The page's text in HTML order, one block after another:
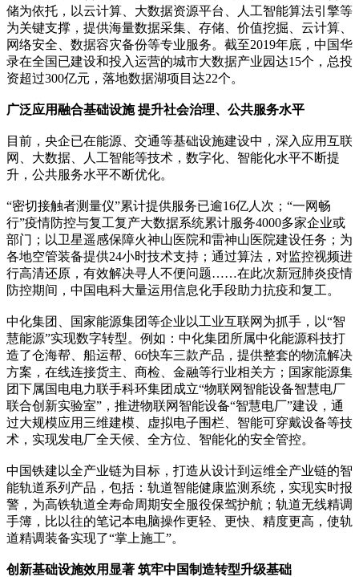
储为依托，以云计算、大数据资源平台、人工智能算法引擎等
为关键支撑，提供海量数据采集、存储、价值挖掘、云计算、
网络安全、数据容灾备份等专业服务。截至2019年底，中国华
录在全国已建设和投入运营的城市大数据产业园达15个，总投
资超过300亿元，落地数据湖项目达22个。
广泛应用融合基础设施 提升社会治理、公共服务水平
目前，央企已在能源、交通等基础设施建设中，深入应用互联
网、大数据、人工智能等技术，数字化、智能化水平不断提
升，公共服务水平不断优化。
“密切接触者测量仪”累计提供服务已逾16亿人次；“一网畅
行”疫情防控与复工复产大数据系统累计服务4000多家企业或
部门；以卫星遥感保障火神山医院和雷神山医院建设任务；为
各地空管装备提供24小时技术支持；通过算法，对监控视频进
行高清还原，有效解决寻人不便问题……在此次新冠肺炎疫情
防控期间，中国电科大量运用信息化手段助力抗疫和复工。
中化集团、国家能源集团等企业以工业互联网为抓手，以“智
慧能源”实现数字转型。例如：中化集团所属中化能源科技打
造了仓海帮、船运帮、66快车三款产品，提供整套的物流解决
方案，在线连接货主、商检、金融等行业相关方；国家能源集
团下属国电电力联手科环集团成立“物联网智能设备智慧电厂
联合创新实验室”，推进物联网智能设备“智慧电厂”建设，通
过大规模应用三维建模、虚拟电子围栏、智能可穿戴设备等技
术，实现发电厂全天候、全方位、智能化的安全管控。
中国铁建以全产业链为目标，打造从设计到运维全产业链的智
能轨道系列产品，包括：轨道智能健康监测系统，实现实时报
警，为高铁轨道全寿命周期安全服役保驾护航；轨道无线精调
手簿，比以往的笔记本电脑操作更轻、更快、精度更高，使轨
道精调装备实现了“掌上施工”。
创新基础设施效用显著 筑牢中国制造转型升级基础